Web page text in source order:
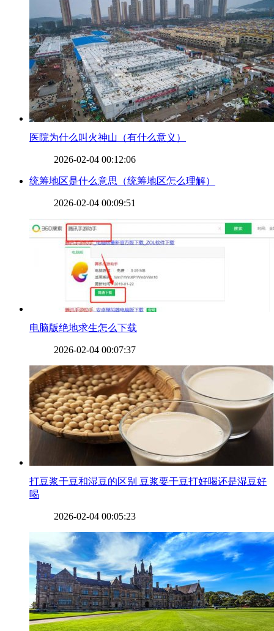
​医院为什么叫火神山（有什么意义）
2026-02-04 00:12:06
​统筹地区是什么意思（统筹地区怎么理解）
2026-02-04 00:09:51
​电脑版绝地求生怎么下载
2026-02-04 00:07:37
​打豆浆干豆和湿豆的区别 豆浆要干豆打好喝还是湿豆好
喝
2026-02-04 00:05:23